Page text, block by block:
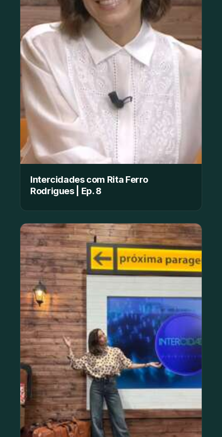
Intercidades com Rita Ferro
Rodrigues | Ep. 8